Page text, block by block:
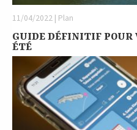
11/04/2022 | Plan
GUIDE DÉFINITIF POUR
ÉTÉ